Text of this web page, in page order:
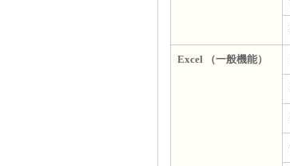
Excel （一般機能）